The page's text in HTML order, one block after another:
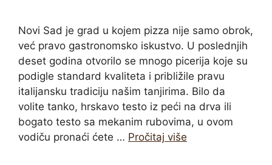
Novi Sad je grad u kojem pizza nije samo obrok,
već pravo gastronomsko iskustvo. U poslednjih
deset godina otvorilo se mnogo picerija koje su
podigle standard kvaliteta i približile pravu
italijansku tradiciju našim tanjirima. Bilo da
volite tanko, hrskavo testo iz peći na drva ili
bogato testo sa mekanim rubovima, u ovom
vodiču pronaći ćete … Pročitaj više